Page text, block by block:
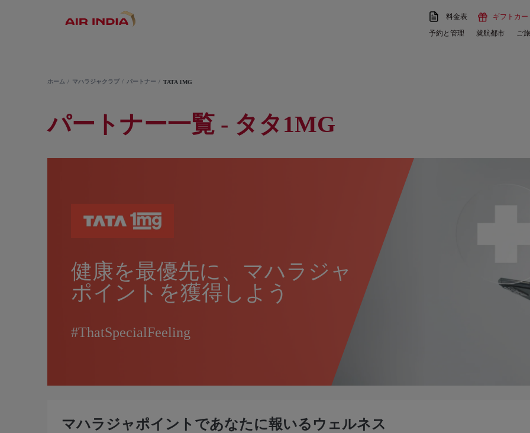
料金表 ギフトカー
予約と管理 就航都市 ご
ホーム マハラジャクラブ パートナー TATA 1MG
パートナー一覧 - タタ1MG
健康を最優先に、マハラジャ
ポイントを獲得しよう
#ThatSpecialFeeling
マハラジャポイントであなたに報いるウェルネス